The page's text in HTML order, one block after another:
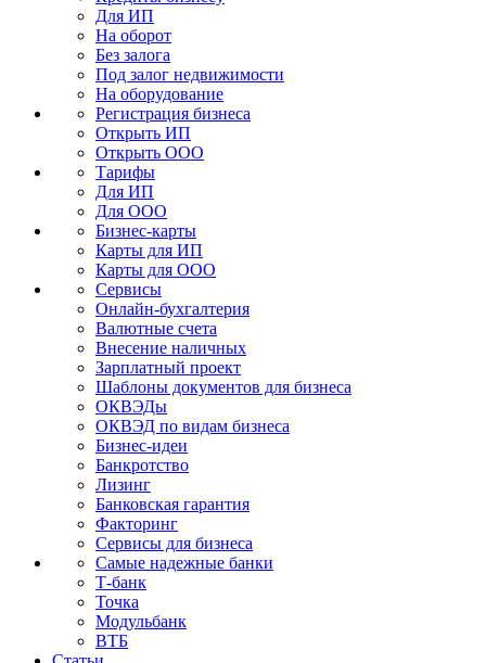
Для ИП
На оборот
Без залога
Под залог недвижимости
На оборудование
Регистрация бизнеса
Открыть ИП
Открыть ООО
Тарифы
Для ИП
Для ООО
Бизнес-карты
Карты для ИП
Карты для ООО
Сервисы
Онлайн-бухгалтерия
Валютные счета
Внесение наличных
Зарплатный проект
Шаблоны документов для бизнеса
ОКВЭДы
ОКВЭД по видам бизнеса
Бизнес-идеи
Банкротство
Лизинг
Банковская гарантия
Факторинг
Сервисы для бизнеса
Самые надежные банки
Т-банк
Точка
Модульбанк
ВТБ